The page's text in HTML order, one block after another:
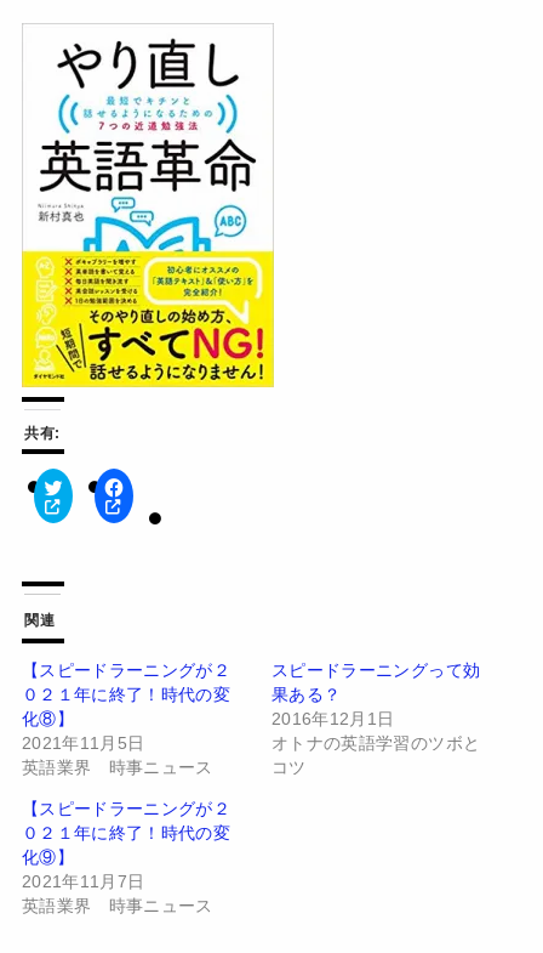
共有:
ク
リ
て
T
w
i
t
t
e
r
で
共
有
(
新
い
ウ
ィ
ン
ド
ウ
で
開
F
a
有
す
る
ク
リ
ッ
し
て
く
さ
い
新
関連
【スピードラーニングが２
０２１年に終了！時代の変
化⑧】
2021年11月5日
英語業界 時事ニュース
スピードラーニングって効
果ある？
2016年12月1日
オトナの英語学習のツボと
コツ
【スピードラーニングが２
０２１年に終了！時代の変
化⑨】
2021年11月7日
英語業界 時事ニュース